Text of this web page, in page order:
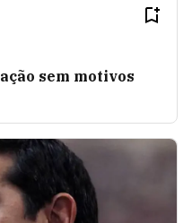
sem motivos